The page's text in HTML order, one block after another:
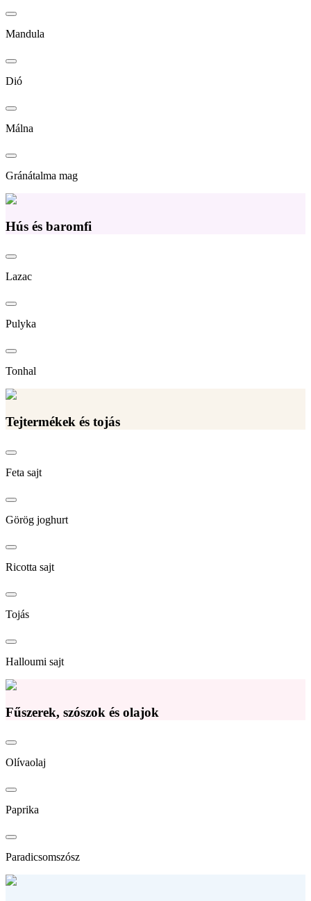
Mandula
Dió
Málna
Gránátalma mag
Hús és baromfi
Lazac
Pulyka
Tonhal
Tejtermékek és tojás
Feta sajt
Görög joghurt
Ricotta sajt
Tojás
Halloumi sajt
Fűszerek, szószok és olajok
Olívaolaj
Paprika
Paradicsomszósz